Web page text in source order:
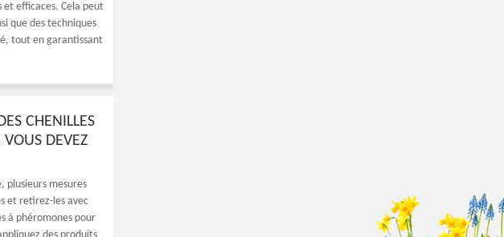
efficaces. Cela peut
que des techniques
tout en garantissant
CHENILLES
VOUS DEVEZ
plusieurs mesures
et retirez-les avec
à phéromones pour